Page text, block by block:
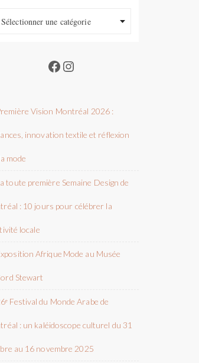
Sélectionner une catégorie
Facebook
Instagram
Vision Montréal 2026 :
innovation textile et réflexion
mode
toute première Semaine Design de
: 10 jours pour célébrer la
locale
Afrique Mode au Musée
Stewart
Festival du Monde Arabe de
: un kaléidoscope culturel du 31
au 16 novembre 2025